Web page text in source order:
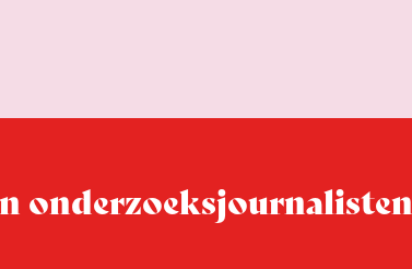
onderzoeks­journalisten